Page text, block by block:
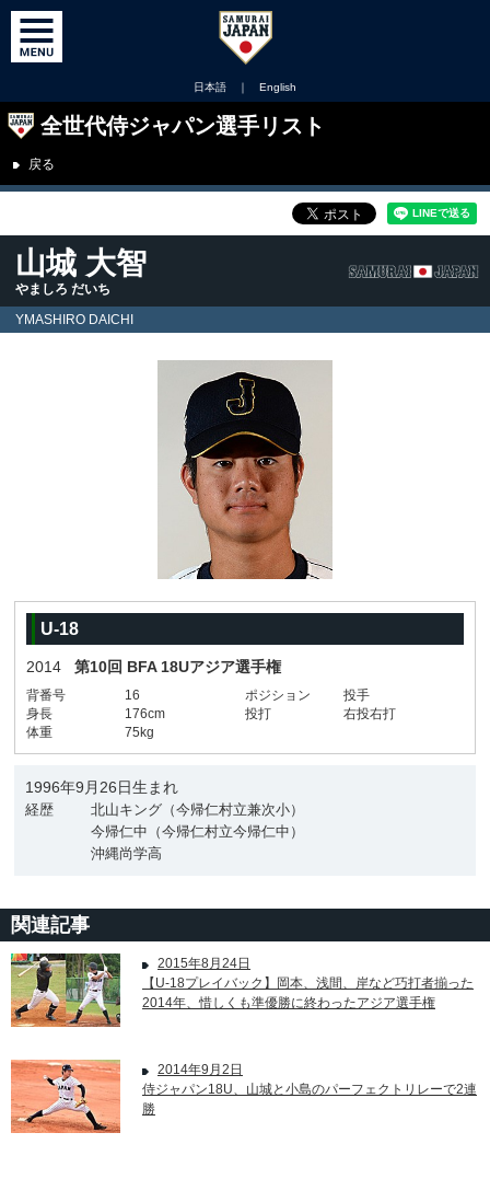
日本語 ｜ English
全世代侍ジャパン選手リスト
戻る
山城 大智
やましろ だいち
YMASHIRO DAICHI
U-18
2014 第10回 BFA 18Uアジア選手権
背番号 16 ポジション
投手
身長
176cm 投打
右投右打
体重
75kg
1996年9月26日生まれ
経歴
北山キング（今帰仁村立兼次小）
今帰仁中（今帰仁村立今帰仁中）
沖縄尚学高
関連記事
2015年8月24日
【U-18プレイバック】岡本、浅間、岸など巧打者揃った
2014年、惜しくも準優勝に終わったアジア選手権
2014年9月2日
侍ジャパン18U、山城と小島のパーフェクトリレーで2連
勝